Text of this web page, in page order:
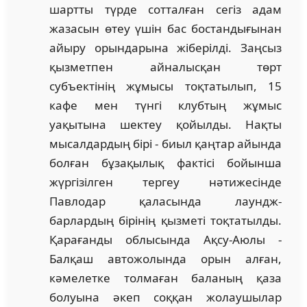
шартты түрде сотталған сегіз адам
жазасын өтеу үшін бас бостандығынан
айыру орындарына жіберілді. Заңсыз
қызметпен айналысқан төрт
субъектінің жұмысы тоқтатылып, 15
кафе мен түнгі клубтың жұмыс
уақытына шектеу қойылды. Нақты
мысалдардың бірі - биыл қаңтар айында
болған бұзақылық фактісі бойынша
жүргізілген тергеу нәтижесінде
Павлодар қаласында лаундж-
барлардың бірінің қызметі тоқтатылды.
Қарағанды облысында Ақсу-Аюлы -
Балқаш автожолында орын алған,
кәмелетке толмаған баланың қаза
болуына әкеп соққан жолаушылар